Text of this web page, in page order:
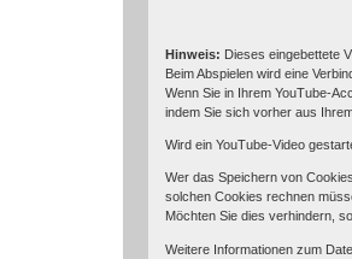
Hinweis: Dieses eingebettete
Beim Abspielen wird eine
Wenn Sie in Ihrem YouTube-
indem Sie sich vorher aus
Wird ein YouTube-Video
Wer das Speichern von
solchen Cookies rechnen
Möchten Sie dies verhindern,
Weitere Informationen zum